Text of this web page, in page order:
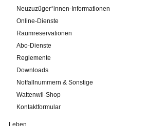
Neuzuzüger*innen-Informationen
Online-Dienste
Raumreservationen
Abo-Dienste
Reglemente
Downloads
Notfallnummern & Sonstige
Wattenwil-Shop
Kontaktformular
Leben